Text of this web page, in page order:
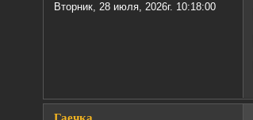
Вторник, 28 июля, 2026г. 10:18:00